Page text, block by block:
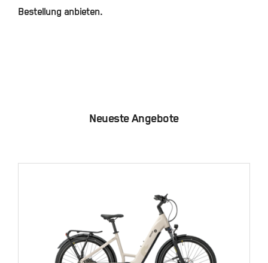
Bestellung anbieten.
Neueste Angebote